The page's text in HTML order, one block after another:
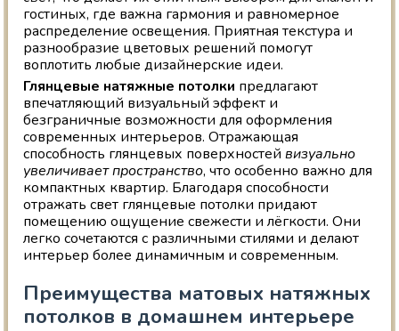
гостиных, где важна гармония и равномерное
распределение освещения. Приятная текстура и
разнообразие цветовых решений помогут
воплотить любые дизайнерские идеи.
Глянцевые натяжные потолки предлагают
впечатляющий визуальный эффект и
безграничные возможности для оформления
современных интерьеров. Отражающая
способность глянцевых поверхностейвизуально
увеличивает пространство, что особенно важно для
компактных квартир. Благодаря способности
отражать свет глянцевые потолки придают
помещению ощущение свежести и лёгкости. Они
легко сочетаются с различными стилями и делают
интерьер более динамичным и современным.
Преимущества матовых натяжных
потолков в домашнем интерьере